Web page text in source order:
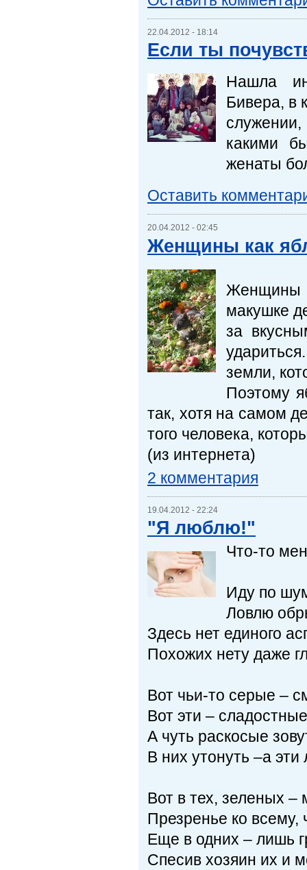
22.04.2012 - 18:14
Если ты
Нашла
Бивера, в
какими
женаты
Оставить
20.04.2012 - 02:45
Женщины как
Женщины
макушке
за
земли,
Поэтому
так, хотя на самом
того человека,
(из интернета)
2 комментария
19.04.2012 - 22:24
"Я люблю!"
Что-то
Иду по
Ловлю
Здесь нет единого
Похожих нету даже
Вот чьи-то серые –
Вот эти –
А чуть раскосые
В них утонуть –а эти
Вот в тех, зеленых –
Презренье ко всему,
Еще в одних – лишь
Спесив хозяин их и